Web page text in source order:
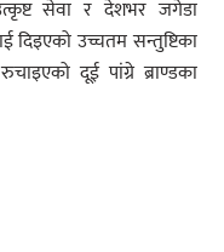
सेवा र देशभर जगेडा
दिइएको उच्चतम सन्तुष्टिका
दूई पांग्रे ब्राण्डका